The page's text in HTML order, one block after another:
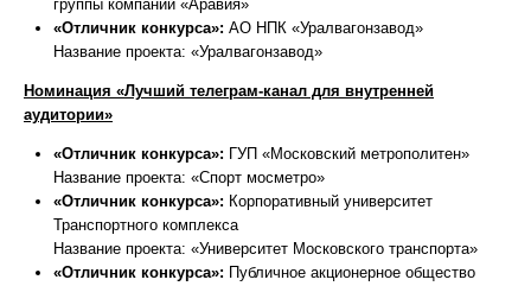
группы компаний «Аравия»
«Отличник конкурса»: АО НПК «Уралвагонзавод»
Название проекта: «Уралвагонзавод»
Номинация «Лучший телеграм-канал для внутренней
аудитории»
«Отличник конкурса»: ГУП «Московский метрополитен»
Название проекта: «Спорт мосметро»
«Отличник конкурса»: Корпоративный университет
Транспортного комплекса
Название проекта: «Университет Московского транспорта»
«Отличник конкурса»: Публичное акционерное общество